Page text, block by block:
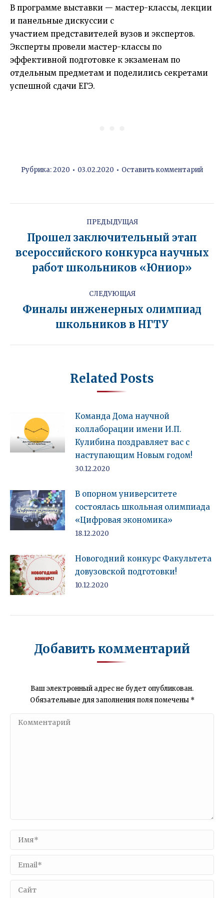
В программе выставки — мастер-классы, лекции
и панельные дискуссии с
участием представителей вузов и экспертов.
Эксперты провели мастер-классы по
эффективной подготовке к экзаменам по
отдельным предметам и поделились секретами
успешной сдачи ЕГЭ.
Рубрика:2020 03.02.2020 Оставить комментарий
Навигация
записям
ПРЕДЫДУЩАЯ
Предыдущая
запись:
Прошел заключительный этап
всероссийского конкурса научных
работ школьников «Юниор»
СЛЕДУЮЩАЯ
Следующая
запись:
Финалы инженерных олимпиад
школьников в НГТУ
Related Posts
Команда Дома научной
коллаборации имени И.П.
Кулибина поздравляет вас с
наступающим Новым годом!
30.12.2020
В опорном университете
состоялась школьная олимпиада
«Цифровая экономика»
18.12.2020
Новогодний конкурс Факультета
довузовской подготовки!
10.12.2020
Добавить комментарий
Ваш электронный адрес не будет опубликован.
Обязательные для заполнения поля помечены *
Комментарий
Имя *
Email *
Сайт